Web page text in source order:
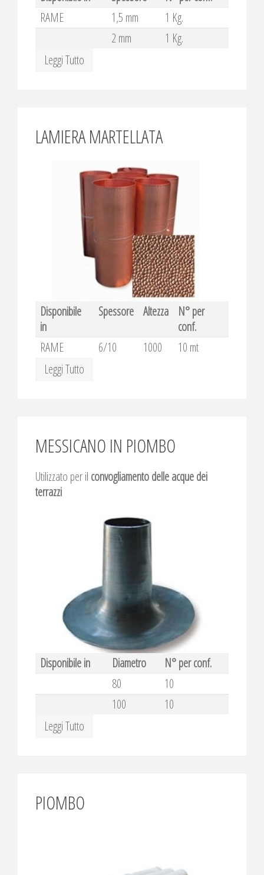
RAME
1,5 mm
1 Kg.
2 mm
1 Kg.
Leggi Tutto
LAMIERA MARTELLATA
Disponibile
in
Spessore Altezza
N° per
conf.
RAME
6/10 1000
10 mt
Leggi Tutto
MESSICANO IN PIOMBO
Utilizzato per il convogliamento delle acque dei
terrazzi
Disponibile in Diametro
N° per conf.
80
10
100
10
Leggi Tutto
PIOMBO